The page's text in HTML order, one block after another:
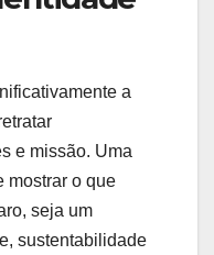
a
e missão. Uma
mostrar o que
seja um
sustentabilidade